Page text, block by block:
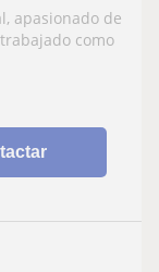
apasionado de
como